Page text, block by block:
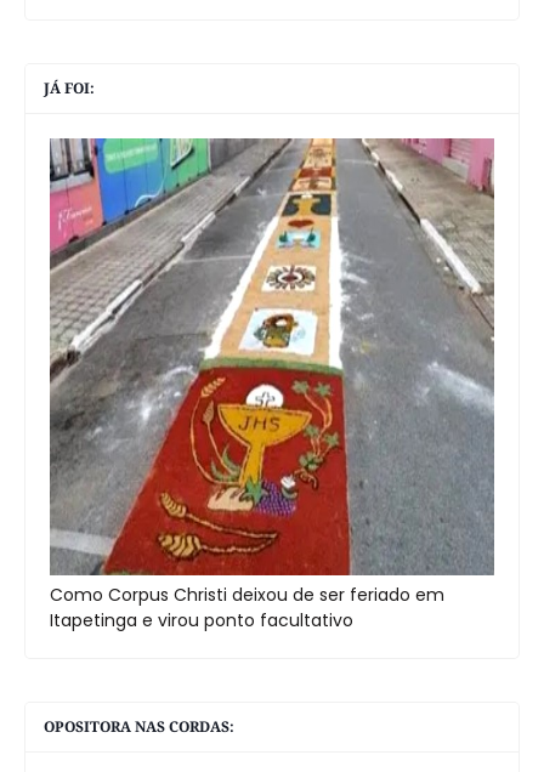
JÁ FOI:
Como Corpus Christi deixou de ser feriado em
Itapetinga e virou ponto facultativo
OPOSITORA NAS CORDAS: